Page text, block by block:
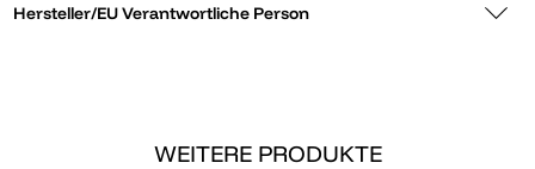
Hersteller/EU Verantwortliche Person
WEITERE PRODUKTE